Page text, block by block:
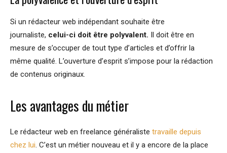
Si un rédacteur web indépendant souhaite être
journaliste, celui-ci doit être polyvalent. Il doit être en
mesure de s’occuper de tout type d’articles et d’offrir la
même qualité. L’ouverture d’esprit s’impose pour la rédaction
de contenus originaux.
Les avantages du métier
Le rédacteur web en freelance généraliste travaille depuis
chez lui. C’est un métier nouveau et il y a encore de la place